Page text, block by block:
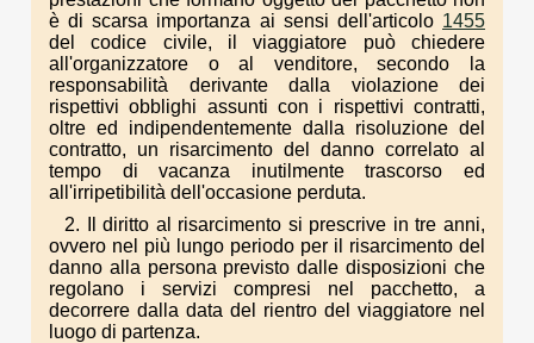
è di scarsa importanza ai sensi dell'articolo 1455
del codice civile, il viaggiatore può chiedere
all'organizzatore o al venditore, secondo la
responsabilità derivante dalla violazione dei
rispettivi obblighi assunti con i rispettivi contratti,
oltre ed indipendentemente dalla risoluzione del
contratto, un risarcimento del danno correlato al
tempo di vacanza inutilmente trascorso ed
all'irripetibilità dell'occasione perduta.
2. Il diritto al risarcimento si prescrive in tre anni,
ovvero nel più lungo periodo per il risarcimento del
danno alla persona previsto dalle disposizioni che
regolano i servizi compresi nel pacchetto, a
decorrere dalla data del rientro del viaggiatore nel
luogo di partenza.